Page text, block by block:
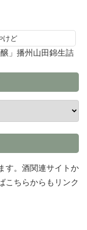
けど
」播州山田錦生詰
す。酒関連サイトか
こちらからもリンク